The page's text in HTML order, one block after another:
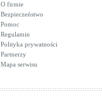
O firmie
Bezpieczeństwo
Pomoc
Regulamin
Polityka prywatności
Partnerzy
Mapa serwisu